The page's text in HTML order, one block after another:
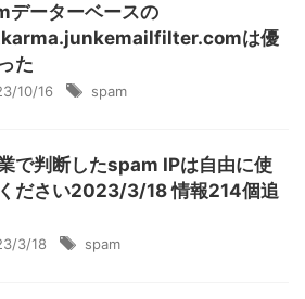
データーベースの
は優
た
10/16 spam
で判断したspam IPは自由に使
ださい2023/3/18 情報214個追
3/18 spam